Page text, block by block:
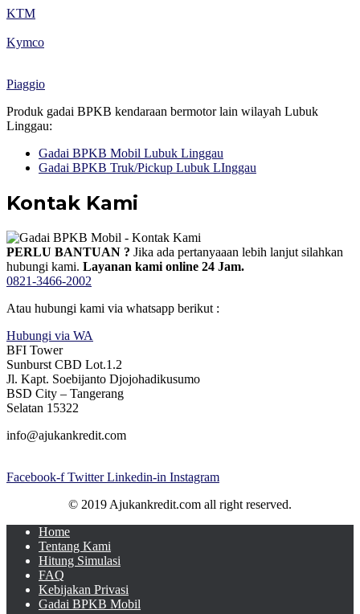
KTM
Kymco
Piaggio
Produk gadai BPKB kendaraan bermotor lain wilayah Lubuk
Linggau:
Gadai BPKB Mobil Lubuk Linggau
Gadai BPKB Truk/Pickup Lubuk LInggau
Kontak Kami
PERLU BANTUAN ? Jika ada pertanyaaan lebih lanjut silahkan
hubungi kami. Layanan kami online 24 Jam.
0821-3466-2002
Atau hubungi kami via whatsapp berikut :
Hubungi via WA
BFI Tower
Sunburst CBD Lot.1.2
Jl. Kapt. Soebijanto Djojohadikusumo
BSD City – Tangerang
Selatan 15322
info@ajukankredit.com
Facebook-f Twitter Linkedin-in Instagram
© 2019 Ajukankredit.com all right reserved.
Home
Tentang Kami
Hitung Simulasi
FAQ
Kebijakan Privasi
Gadai BPKB Mobil